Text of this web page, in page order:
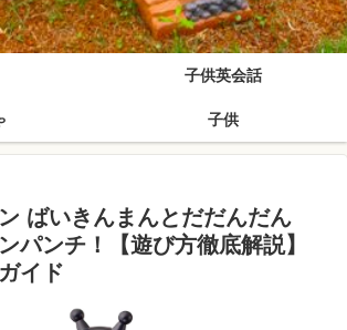
子供英会話
子供
ばいきんまんとだだんだん
パンチ！【遊び方徹底解説】
イド